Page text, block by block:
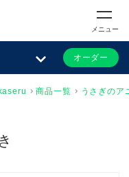
メニュー
オーダー
商品一覧 うさぎのア